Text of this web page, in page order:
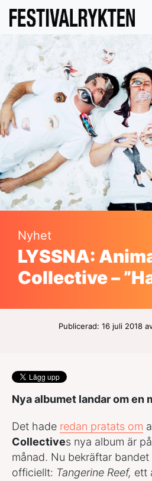
Nyhet
LYSSNA:
Collective –
Publicerad: 16 juli 2018
Nya albumet landar om en
Det hade redan pratats om
Collectives nya album är
månad. Nu bekräftar bandet
officiellt: Tangerine Reef, ett